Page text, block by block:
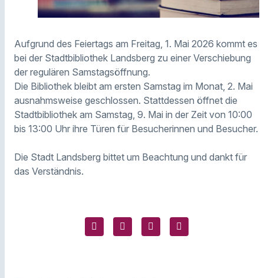
Aufgrund des Feiertags am Freitag, 1. Mai 2026 kommt es
bei der Stadtbibliothek Landsberg zu einer Verschiebung
der regulären Samstagsöffnung.
Die Bibliothek bleibt am ersten Samstag im Monat, 2. Mai
ausnahmsweise geschlossen. Stattdessen öffnet die
Stadtbibliothek am Samstag, 9. Mai in der Zeit von 10:00
bis 13:00 Uhr ihre Türen für Besucherinnen und Besucher.
Die Stadt Landsberg bittet um Beachtung und dankt für
das Verständnis.